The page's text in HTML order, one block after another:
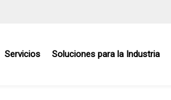
Servicios Soluciones para la Industria